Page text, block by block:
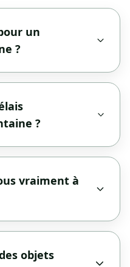
un
?
?
vraiment à
objets